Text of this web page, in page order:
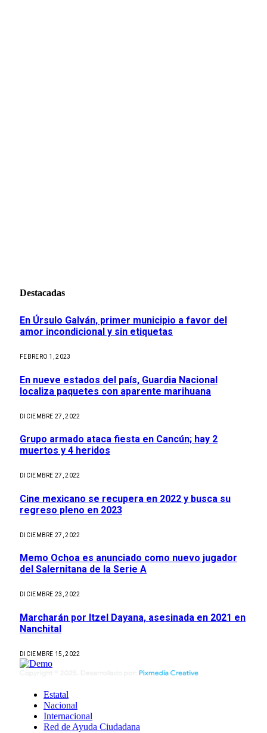
Destacadas
En Úrsulo Galván, primer municipio a favor del
amor incondicional y sin etiquetas
FEBRERO 1, 2023
En nueve estados del país, Guardia Nacional
localiza paquetes con aparente marihuana
DICIEMBRE 27, 2022
Grupo armado ataca fiesta en Cancún; hay 2
muertos y 4 heridos
DICIEMBRE 27, 2022
Cine mexicano se recupera en 2022 y busca su
regreso pleno en 2023
DICIEMBRE 27, 2022
Memo Ochoa es anunciado como nuevo jugador
del Salernitana de la Serie A
DICIEMBRE 23, 2022
Marcharán por Itzel Dayana, asesinada en 2021 en
Nanchital
DICIEMBRE 15, 2022
Estatal
Nacional
Internacional
Red de Ayuda Ciudadana